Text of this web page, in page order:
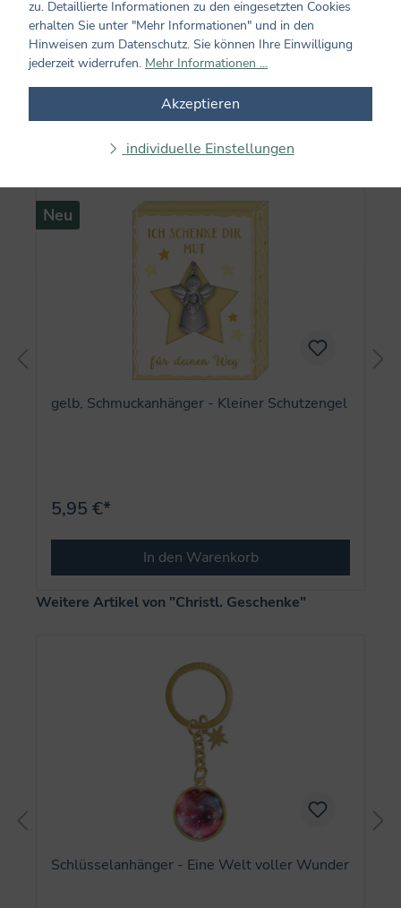
Keine Bewertungen gefunden. Teilen Sie Ihre
Erfahrungen mit anderen.
Auch beliebt...
Neu
gelb, Schmuckanhänger - Kleiner Schutzengel
5,95 €*
In den Warenkorb
Produktgalerie überspringen
Weitere Artikel von "Christl. Geschenke"
Schlüsselanhänger - Eine Welt voller Wunder
zu. Detaillierte Informationen zu den eingesetzten Cookies
erhalten Sie unter "Mehr Informationen" und in den
Hinweisen zum Datenschutz. Sie können Ihre Einwilligung
jederzeit widerrufen. Mehr Informationen ...
Akzeptieren
individuelle Einstellungen